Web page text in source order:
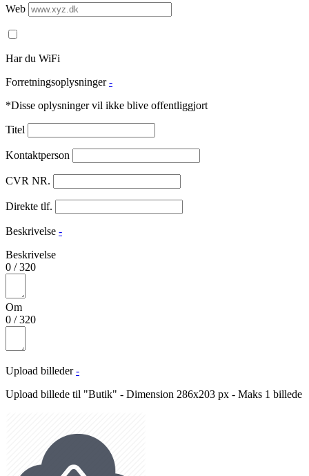
Web
Har du WiFi
Forretningsoplysninger -
*Disse oplysninger vil ikke blive offentliggjort
Titel
Kontaktperson
CVR NR.
Direkte tlf.
Beskrivelse -
Beskrivelse
0 /320
Om
0 /320
Upload billeder -
Upload billede til "Butik" - Dimension 286x203 px - Maks 1 billede